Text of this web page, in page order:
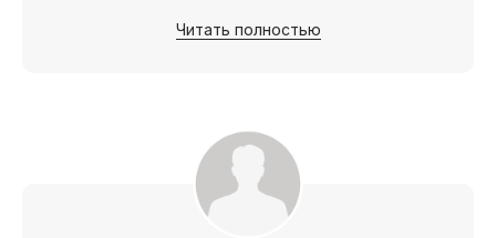
Читать полностью